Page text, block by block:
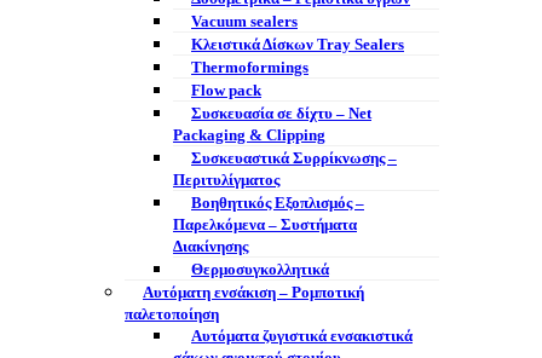
Vacuum sealers
Κλειστικά Δίσκων Tray Sealers
Thermoformings
Flow pack
Συσκευασία σε δίχτυ – Net
Packaging & Clipping
Συσκευαστικά Συρρίκνωσης –
Περιτυλίγματος
Βοηθητικός Εξοπλισμός –
Παρελκόμενα – Συστήματα
Διακίνησης
Θερμοσυγκολλητικά
Αυτόματη ενσάκιση – Ρομποτική
παλετοποίηση
Αυτόματα ζυγιστικά ενσακιστικά